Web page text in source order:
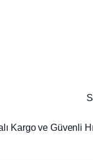
Kargo ve Güvenli